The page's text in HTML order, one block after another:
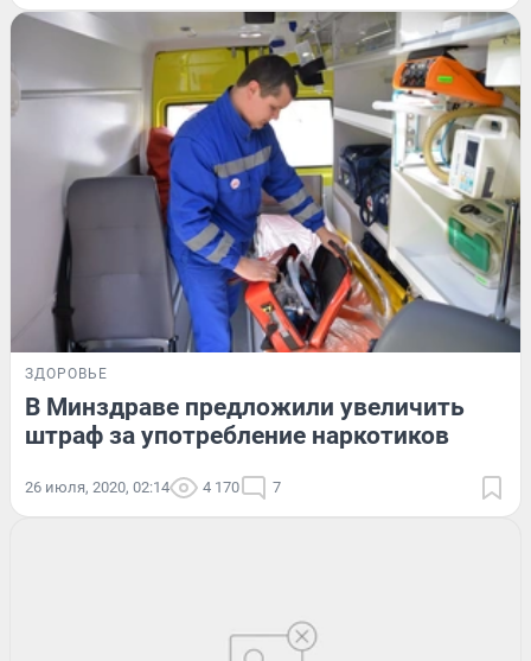
ЗДОРОВЬЕ
В Минздраве предложили увеличить
штраф за употребление наркотиков
26 июля, 2020, 02:14 4 170 7